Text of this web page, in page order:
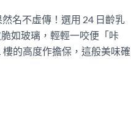
名不虛傳！選用 24 日齡乳
如玻璃，輕輕一咬便「咔
的高度作擔保，這般美味確